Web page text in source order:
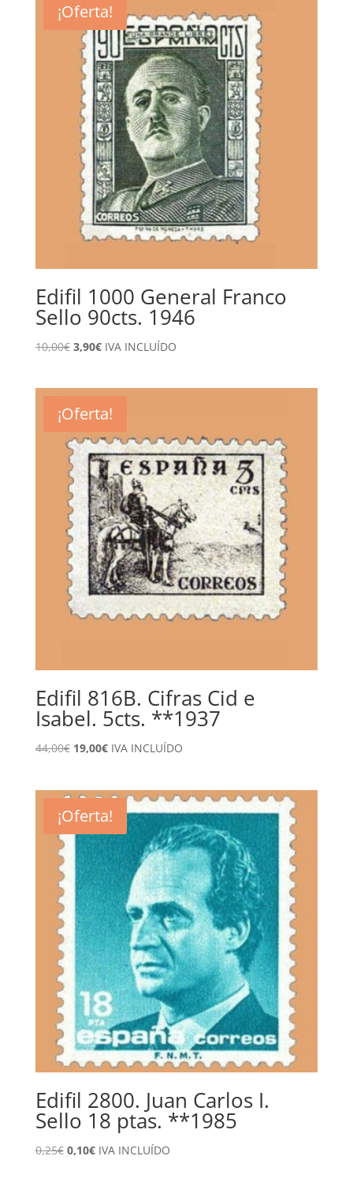
¡Oferta!
Edifil 1000 General Franco
Sello 90cts. 1946
10,00€ El
10,00€.
3,90€El
3,90€.
IVA INCLUÍDO
¡Oferta!
Edifil 816B. Cifras Cid e
Isabel. 5cts. **1937
44,00€ El
era:
44,00€.
19,00€El
es:
19,00€.
IVA INCLUÍDO
¡Oferta!
Edifil 2800. Juan Carlos I.
Sello 18 ptas. **1985
0,25€ El
0,10€ElIVA INCLUÍDO